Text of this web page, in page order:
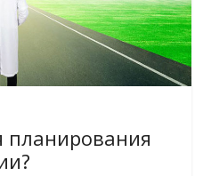
планирования